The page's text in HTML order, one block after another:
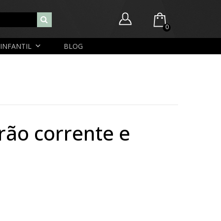
0
Você ainda não possui itens no seu carrinho.
Nome de usuário ou endereço de e-mail
Lembrar-me
INFANTIL BLOG